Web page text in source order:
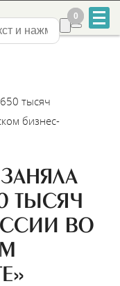
0
0
тысяч
бизнес-
ТЫСЯЧ
ВО